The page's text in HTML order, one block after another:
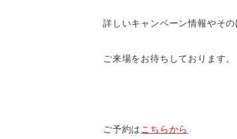
詳しいキャンペーン情報やそ
ご来場をお待ちしております。
ご予約は こちらから